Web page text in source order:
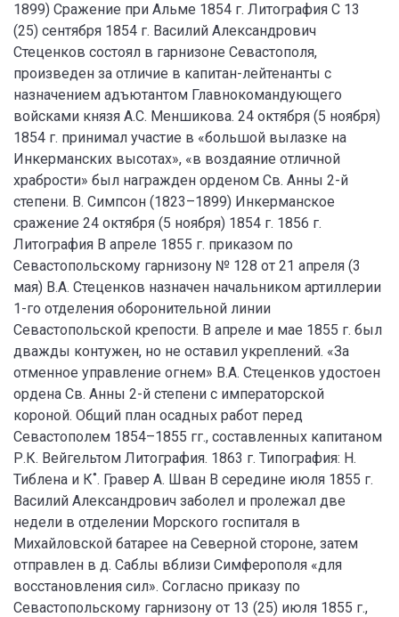
1899) Сражение при Альме 1854 г. Литография С 13
(25) сентября 1854 г. Василий Александрович
Стеценков состоял в гарнизоне Севастополя,
произведен за отличие в капитан-лейтенанты с
назначением адъютантом Главнокомандующего
войсками князя А.С. Меншикова. 24 октября (5 ноября)
1854 г. принимал участие в «большой вылазке на
Инкерманских высотах», «в воздаяние отличной
храбрости» был награжден орденом Св. Анны 2-й
степени. В. Симпсон (1823–1899) Инкерманское
сражение 24 октября (5 ноября) 1854 г. 1856 г.
Литография В апреле 1855 г. приказом по
Севастопольскому гарнизону № 128 от 21 апреля (3
мая) В.А. Стеценков назначен начальником артиллерии
1-го отделения оборонительной линии
Севастопольской крепости. В апреле и мае 1855 г. был
дважды контужен, но не оставил укреплений. «За
отменное управление огнем» В.А. Стеценков удостоен
ордена Св. Анны 2-й степени с императорской
короной. Общий план осадных работ перед
Севастополем 1854–1855 гг., составленных капитаном
Р.К. Вейгельтом Литография. 1863 г. Типография: Н.
Тиблена и К˚. Гравер А. Шван В середине июля 1855 г.
Василий Александрович заболел и пролежал две
недели в отделении Морского госпиталя в
Михайловской батарее на Северной стороне, затем
отправлен в д. Саблы вблизи Симферополя «для
восстановления сил». Согласно приказу по
Севастопольскому гарнизону от 13 (25) июля 1855 г.,